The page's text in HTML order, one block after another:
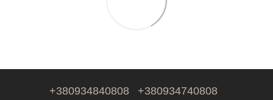
+380934840808 +380934740808